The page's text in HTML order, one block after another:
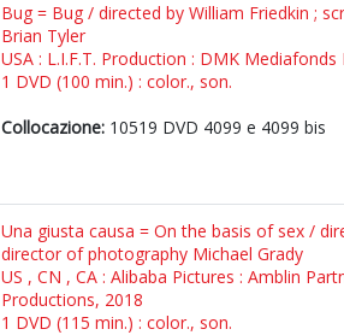
Bug = Bug / directed by William Friedkin ;
Brian Tyler
USA : L.I.F.T. Production : DMK
1 DVD (100 min.) : color., son.
Collocazione: 10519 DVD 4099 e 4099 bis
Una giusta causa = On the basis of sex /
director of photography Michael Grady
US , CN , CA : Alibaba Pictures : Amblin
Productions, 2018
1 DVD (115 min.) : color., son.